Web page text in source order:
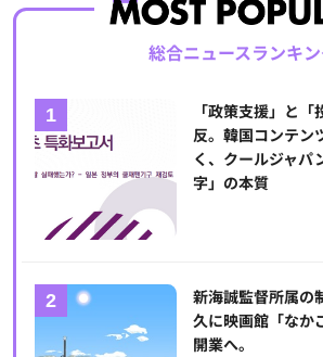
総合ニュースランキ
「政策支援」と
反。韓国コンテン
く、クールジャパ
字」の本質
新海誠監督所属の
久に映画館「なか
開業へ。